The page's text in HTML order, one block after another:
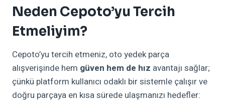
Neden Cepoto’yu Tercih
Etmeliyim?
Cepoto’yu tercih etmeniz, oto yedek parça
alışverişinde hem güven hem de hız avantajı sağlar;
çünkü platform kullanıcı odaklı bir sistemle çalışır ve
doğru parçaya en kısa sürede ulaşmanızı hedefler: